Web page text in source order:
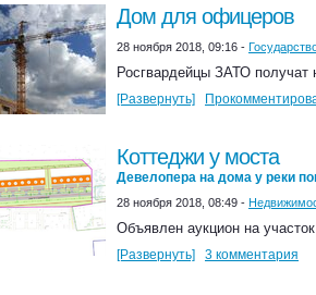
Дом для офицеров
28 ноября 2018, 09:16 -
Росгвардейцы ЗАТО получат
[Развернуть]
Коттеджи у моста
Девелопера на дома у реки
28 ноября 2018, 08:49 -
Объявлен аукцион на
[Развернуть] 3 комментария